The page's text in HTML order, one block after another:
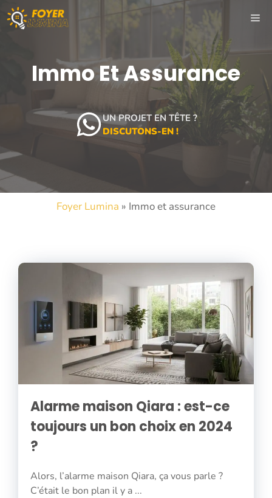
Aller
au
Immo Et Assurance
UN PROJET EN TÊTE ?
DISCUTONS-EN !
Foyer Lumina » Immo et assurance
Alarme maison Qiara : est-ce
toujours un bon choix en 2024
?
Alors, l’alarme maison Qiara, ça vous parle ?
C’était le bon plan il y a ...